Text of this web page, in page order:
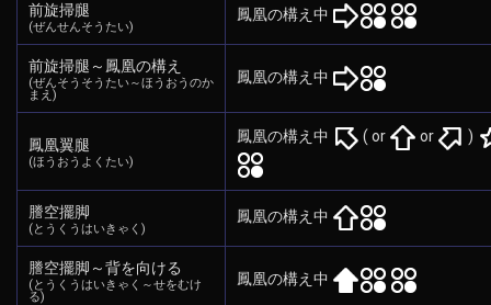
前旋掃腿
(ぜんせんそうたい)
鳳凰の構え中
前旋掃腿～鳳凰の構え
(ぜんそうそうたい～ほうおうのか
まえ)
鳳凰の構え中
鳳凰翼腿
(ほうおうよくたい)
鳳凰の構え中 ( or or )
謄空擺脚
(とうくうはいきゃく)
鳳凰の構え中
謄空擺脚～背を向ける
(とうくうはいきゃく～せをむけ
る)
鳳凰の構え中